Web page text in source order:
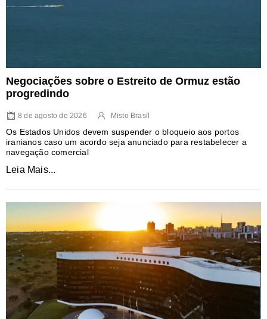
Negociações sobre o Estreito de Ormuz estão
progredindo
8 de agosto de 2026 Misto Brasil
Os Estados Unidos devem suspender o bloqueio aos portos
iranianos caso um acordo seja anunciado para restabelecer a
navegação comercial
Leia Mais...